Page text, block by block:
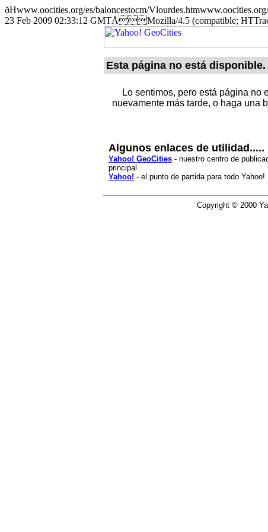
ðHwww.oocities.org/es/baloncestocm/
23 Feb 2009 02:33:12 GMTÅMozilla/4.5 (compatible;
Esta página no está disponible.
Lo sentimos, pero está página no
nuevamente más tarde, o haga una
Algunos enlaces de utilidad.....
Yahoo! GeoCities- nuestro centro de
principal
Yahoo! - el punto de partida para todo Yahoo!
Copyright © 2000